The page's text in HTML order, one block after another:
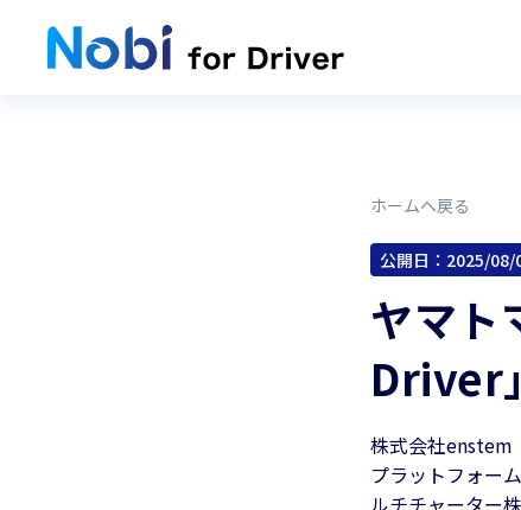
ホームへ戻る
公開日： 2025/08/
ヤマト
Driver
株式会社enstem
プラットフォー
ルチチャーター